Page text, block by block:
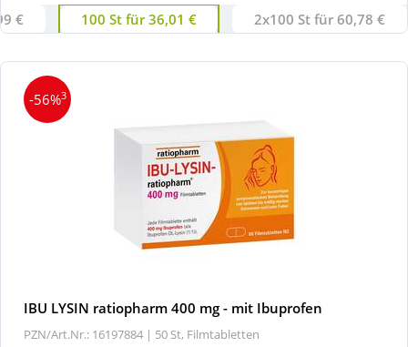
€ 100 St für 36,01 € 2x100 St für 60,78 €
-56%3
IBU LYSIN ratiopharm 400 mg - mit Ibuprofen
PZN/Art.Nr.: 16197884 | 50 St, Filmtabletten